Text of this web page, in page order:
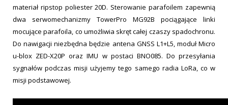
materiał ripstop poliester 20D. Sterowanie parafoilem zapewnią
dwa serwomechanizmy TowerPro MG92B pociągające linki
mocujące parafoila, co umożliwia skręt całej czaszy spadochronu.
Do nawigacji niezbędna będzie antena GNSS L1+L5, moduł Micro
u-blox ZED-X20P oraz IMU w postaci BNO085. Do przesyłania
sygnałów podczas misji użyjemy tego samego radia LoRa, co w
misji podstawowej.